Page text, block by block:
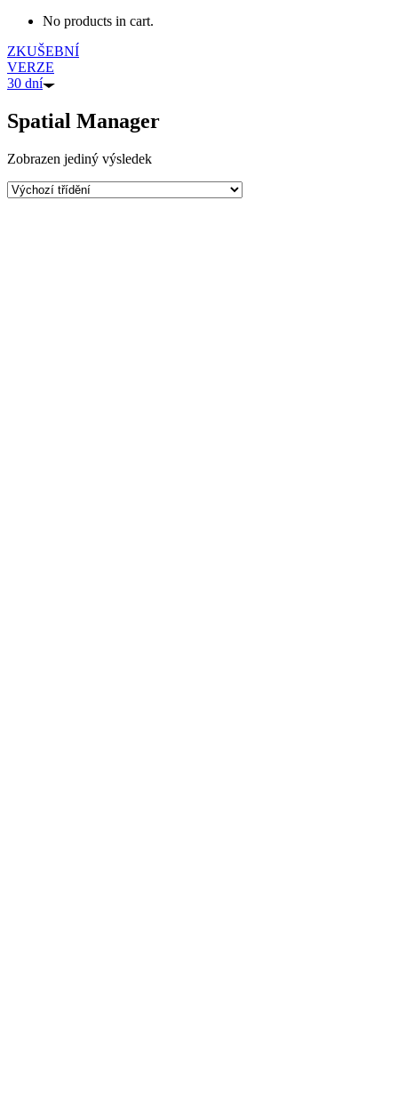
No products in cart.
ZKUŠEBNÍ
VERZE
30 dní
Spatial Manager
Zobrazen jediný výsledek